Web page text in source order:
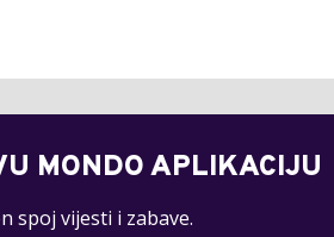
MONDO APLIKACIJU
spoj vijesti i zabave.